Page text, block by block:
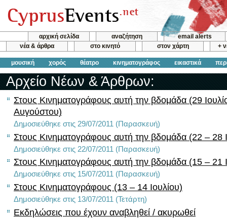
αρχική σελίδα αναζήτηση
email alerts
νέα & άρθρα
στο κινητό στον χάρτη +
μουσική χορός θέατρο κινηματογράφος εικαστικά
Αρχείο Νέων & Άρθρων:
Στους Κινηματογράφους αυτή την βδομάδα (29
Αυγούστου)
Δημοσιεύθηκε στις 29/07/2011 (Παρασκευή)
Στους Κινηματογράφους αυτή την βδομάδα (22 – 28
Δημοσιεύθηκε στις 22/07/2011 (Παρασκευή)
Στους Κινηματογράφους αυτή την βδομάδα (15 – 21
Δημοσιεύθηκε στις 15/07/2011 (Παρασκευή)
Στους Κινηματογράφους (13 – 14 Ιουλίου)
Δημοσιεύθηκε στις 13/07/2011 (Τετάρτη)
Εκδηλώσεις που έχουν αναβληθεί / ακυρωθεί